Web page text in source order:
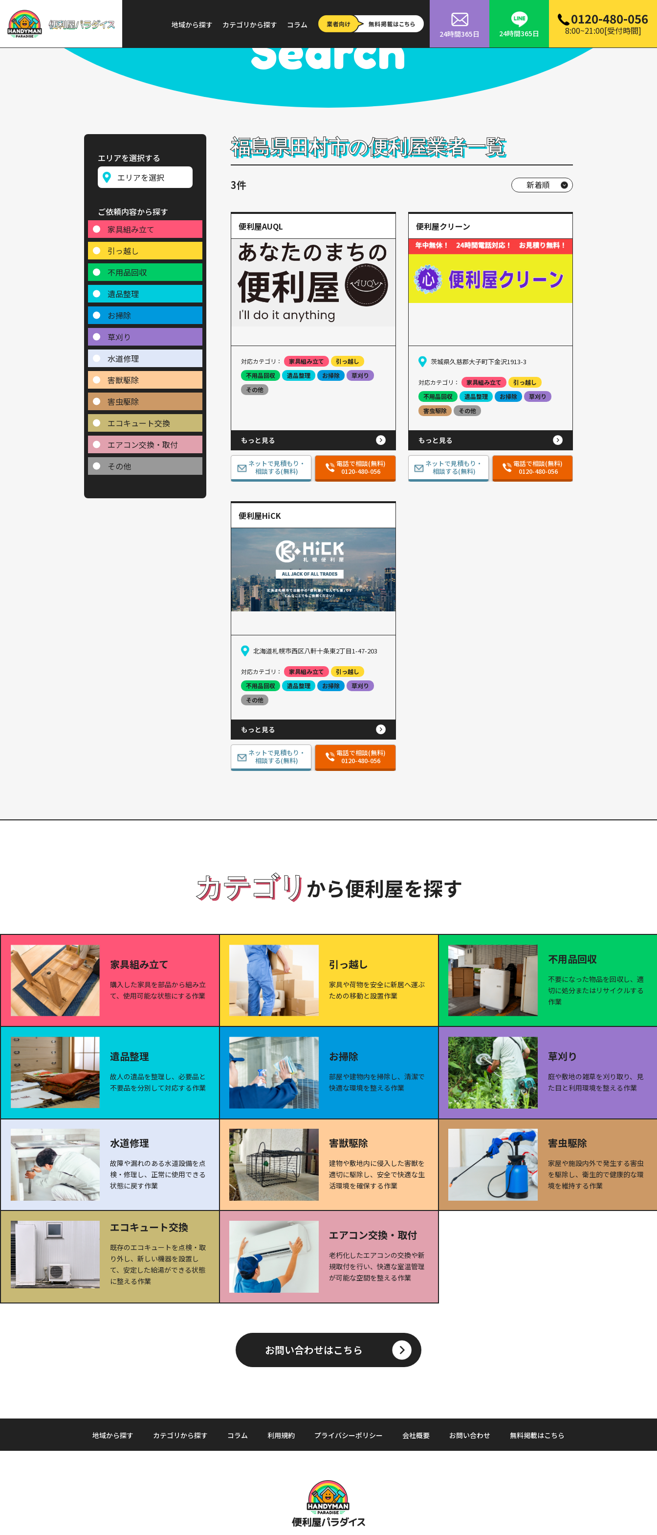
地域から探す カテゴリから探す
コラム
24時間365日
24時間365日
0120-480-056
8:00~21:00[受付時間]
Search
福島県田村市の便利屋業者一覧
3件
便利屋AUQL
対応カテゴリ： 家具組み立て
引っ越し
不用品回収
遺品整理 お掃除
草刈り
その他
もっと見る
ネットで見積もり・
相談する(無料)
電話で相談(無料)
0120-480-056
便利屋クリーン
茨城県久慈郡大子町下金沢1913-3
対応カテゴリ： 家具組み立て
引っ越し
不用品回収
遺品整理 お掃除
草刈り
害虫駆除
その他
もっと見る
ネットで見積もり・
相談する(無料)
電話で相談(無料)
0120-480-056
便利屋HiCK
北海道札幌市西区八軒十条東2丁目1-47-203
対応カテゴリ： 家具組み立て
引っ越し
不用品回収
遺品整理 お掃除
草刈り
その他
もっと見る
ネットで見積もり・
相談する(無料)
電話で相談(無料)
0120-480-056
エリアを選択する
ご依頼内容から探す
家具組み立て
引っ越し
不用品回収
遺品整理
お掃除
草刈り
水道修理
害獣駆除
害虫駆除
エコキュート交換
エアコン交換・取付
その他
カテゴリから便利屋を探す
家具組み立て
購入した家具を部品から組み立
て、使用可能な状態にする作業
引っ越し
家具や荷物を安全に新居へ運ぶ
ための移動と設置作業
不用品回収
不要になった物品を回収し、適
切に処分またはリサイクルする
作業
遺品整理
故人の遺品を整理し、必要品と
不要品を分別して対応する作業
お掃除
部屋や建物内を掃除し、清潔で
快適な環境を整える作業
草刈り
庭や敷地の雑草を刈り取り、見
た目と利用環境を整える作業
水道修理
故障や漏れのある水道設備を点
検・修理し、正常に使用できる
状態に戻す作業
害獣駆除
建物や敷地内に侵入した害獣を
適切に駆除し、安全で快適な生
活環境を確保する作業
害虫駆除
家屋や施設内外で発生する害虫
を駆除し、衛生的で健康的な環
境を維持する作業
エコキュート交換
既存のエコキュートを点検・取
り外し、新しい機器を設置し
て、安定した給湯ができる状態
に整える作業
エアコン交換・取付
老朽化したエアコンの交換や新
規取付を行い、快適な室温管理
が可能な空間を整える作業
お問い合わせはこちら
地域から探す カテゴリから探す コラム 利用規約 プライバシーポリシー 会社概要 お問い合わせ 無料掲載はこちら